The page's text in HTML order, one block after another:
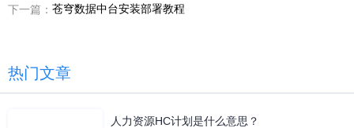
下一篇： 苍穹数据中台安装部署教程
热门文章
人力资源HC计划是什么意思？